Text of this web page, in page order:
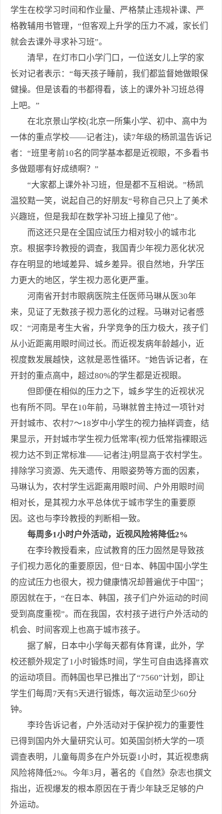
学生在校学习时间和作业量、严格禁止违规补课、严
格教辅用书管理，“但客观上升学的压力不减，家长们
就会去课外寻求补习班”。
清早，在灯市口小学门口，一位送女儿上学的家
长对记者表示：“每天孩子睡前，我们都监督她做眼保
健操。但是该看的书都得看，该上的课外补习班总得
上吧。”
在北京景山学校(北京一所集小学、初中、高中为
一体的重点学校——记者注)，读7年级的杨凯温告诉记
者：“班里考前10名的同学基本都是近视眼，不多看书
多做题哪有好成绩啊？”
“大家都上课外补习班，但是都不互相说。”杨凯
温狡黠一笑，说起自己的好朋友“号称自己只上了美术
兴趣班，但是我却在数学补习班上撞见了他”。
而这还只是在全国应试压力相对较小的城市北
京。根据李玲教授的调查，我国青少年视力恶化状况
存在明显的地域差异、城乡差异。很自然地，升学压
力更大的地区，学生视力恶化更严重。
河南省开封市眼病医院主任医师马琳从医30年
来，见证了无数孩子视力恶化的过程。马琳对记者感
叹：“河南是考生大省，升学竞争的压力极大，孩子们
从小近距离用眼时间过长。而近视发病年龄越小，近
视度数发展越快，这就是恶性循环。”她告诉记者，在
开封的重点高中，超过80%的学生都是近视眼。
但即便在相似的压力之下，城乡学生的近视状况
也有所不同。早在10年前，马琳就曾主持过一项针对
开封城市、农村7～18岁中小学生的视力抽样调查，结
果显示，开封城市学生视力低常率(视力低常指裸眼远
视力达不到正常标准——记者注)明显高于农村学生。
排除学习资源、先天遗传、用眼姿势等方面的因素，
马琳认为，农村学生远距离用眼时间、户外用眼时间
相对长，是其视力水平总体优于城市学生的重要原
因。这也与李玲教授的判断相一致。
每周多1小时户外活动，近视风险将降低2%
在李玲教授看来，应试教育的压力固然是导致孩
子们视力恶化的重要原因，但“日本、韩国中国小学生
的应试压力也很大，视力健康情况却普遍优于中国”；
原因就在于，“在日本、韩国，孩子们户外运动的时间
受到高度重视”。而在我国，农村孩子进行户外活动的
机会、时间客观上也高于城市孩子。
据了解，日本中小学每天都有体育课，此外，学
校还额外规定了1小时锻炼时间，学生可自由选择喜欢
的运动项目。而韩国也早已推出了“7560”计划，即让
学生们每周7天有5天进行锻炼，每次运动至少60分
钟。
李玲告诉记者，户外活动对于保护视力的重要性
已得到国内外大量研究认可。如英国剑桥大学的一项
调查表明，儿童每周多在户外玩耍1小时，其近视患病
风险将降低2%。今年3月，著名的《自然》杂志也撰文
指出，近视爆发的根本原因在于青少年缺乏足够的户
外运动。